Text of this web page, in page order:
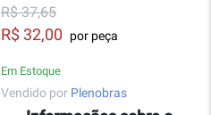
R$ 37,65
R$ 32,00 por peça
Em Estoque
Vendido por Plenobras